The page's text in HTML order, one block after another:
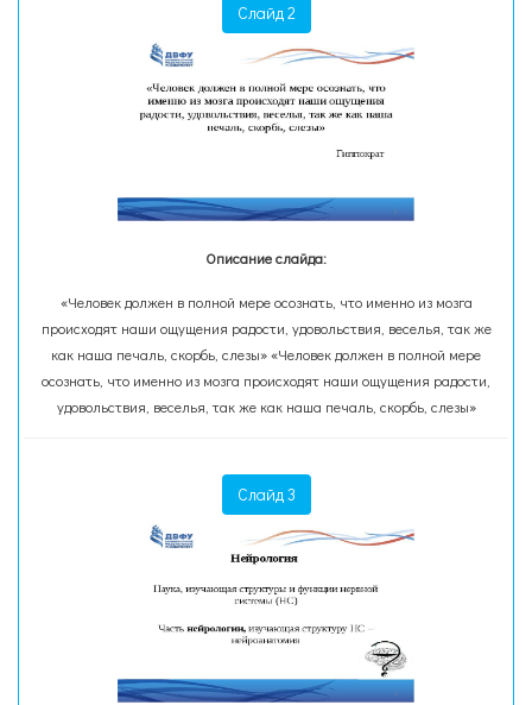
Слайд 2
Описание слайда:
«Человек должен в полной мере осознать, что именно из мозга
происходят наши ощущения радости, удовольствия, веселья, так же
как наша печаль, скорбь, слезы» «Человек должен в полной мере
осознать, что именно из мозга происходят наши ощущения радости,
удовольствия, веселья, так же как наша печаль, скорбь, слезы»
Слайд 3